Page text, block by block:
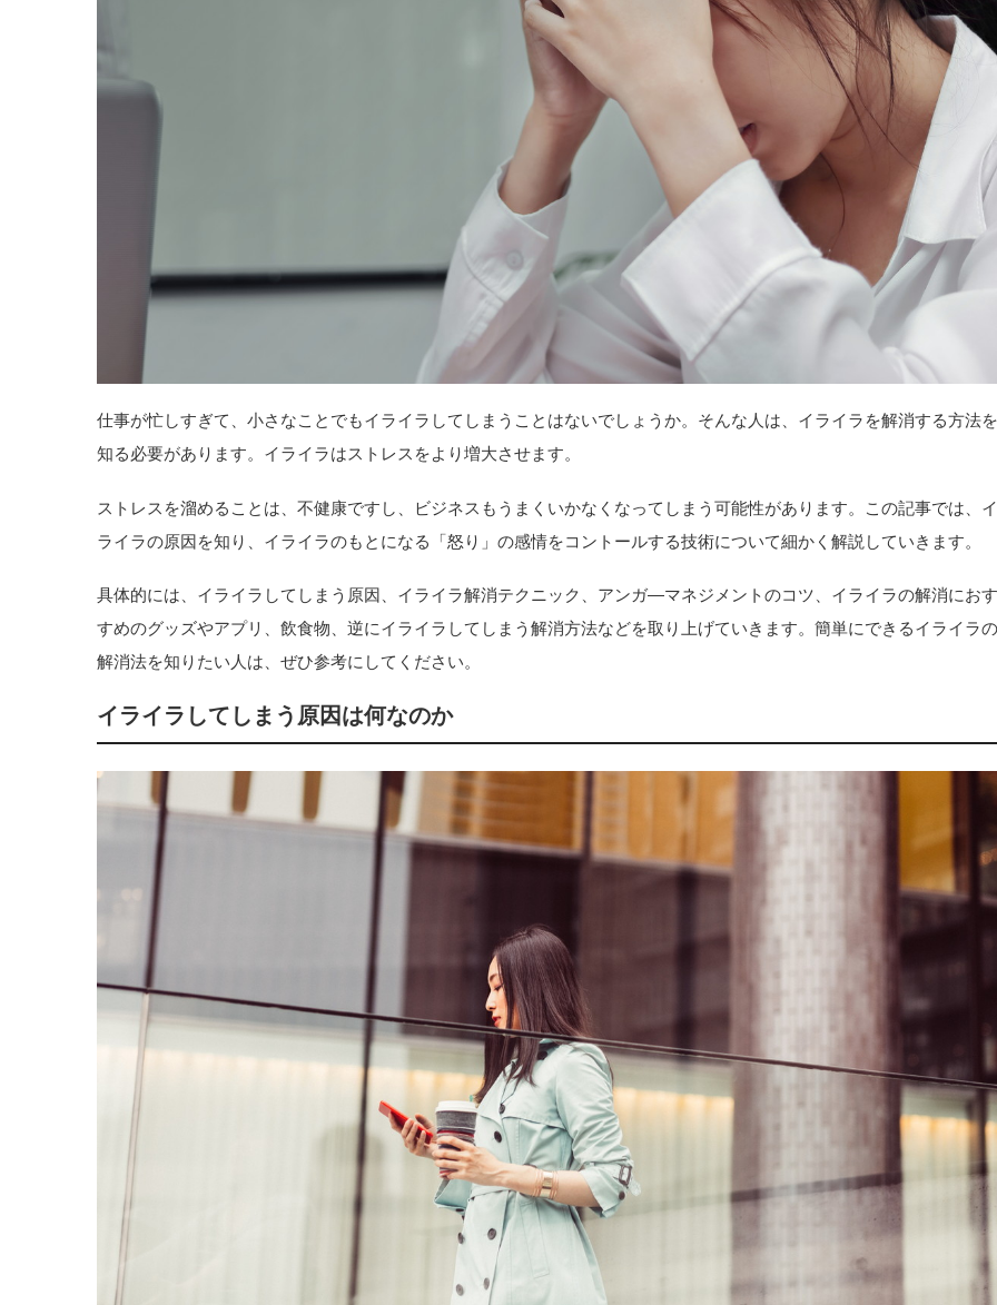
仕事が忙しすぎて、小さなことでもイライラしてしまうことはないでしょうか。そんな人は、イライラを解消する方法を
知る必要があります。イライラはストレスをより増大させます。
ストレスを溜めることは、不健康ですし、ビジネスもうまくいかなくなってしまう可能性があります。この記事では、イ
ライラの原因を知り、イライラのもとになる「怒り」の感情をコントールする技術について細かく解説していきます。
具体的には、イライラしてしまう原因、イライラ解消テクニック、アンガ―マネジメントのコツ、イライラの解消におす
すめのグッズやアプリ、飲食物、逆にイライラしてしまう解消方法などを取り上げていきます。簡単にできるイライラの
解消法を知りたい人は、ぜひ参考にしてください。
イライラしてしまう原因は何なのか